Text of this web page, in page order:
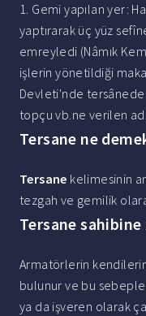
1. Gemi yapılan yer:
yaptırarak üç yüz
emreyledi (Nâmık
işlerin yönetildiği
Devleti'nde
topçu vb.ne verilen ad.
Tersane ne
Tersane kelimesinin
tezgah ve gemilik
Tersane sahibine
Armatörlerin
bulunur ve bu
ya da işveren olarak